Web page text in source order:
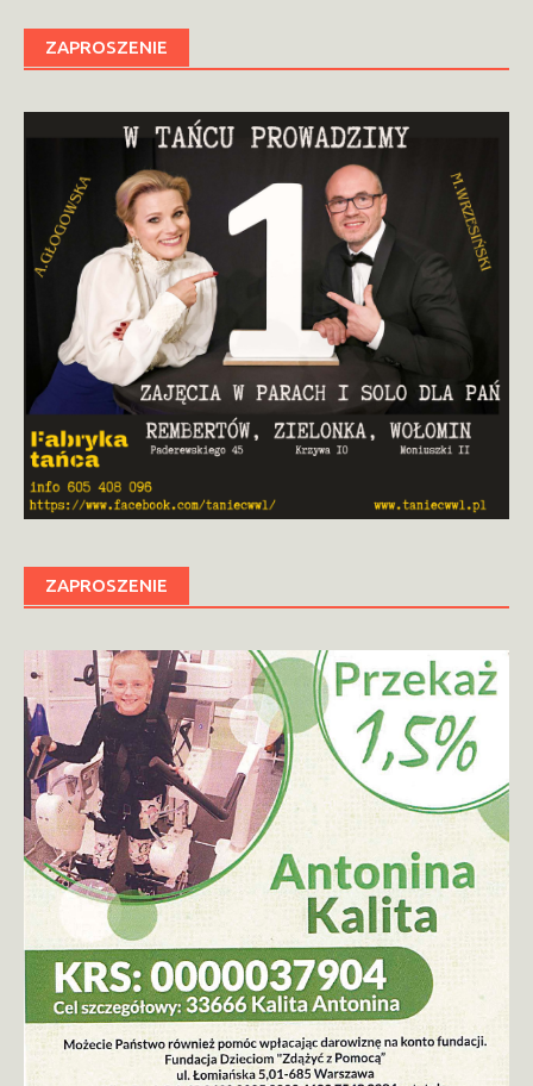
ZAPROSZENIE
ZAPROSZENIE